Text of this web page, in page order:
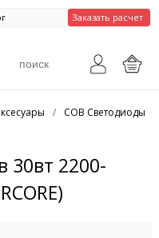
Заказать расчет
/ COB Светодиоды
30вт 2200-